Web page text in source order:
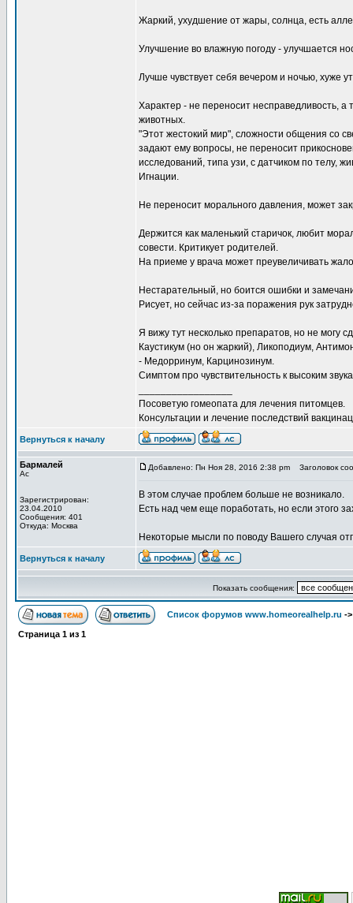
Жаркий, ухудшение от жары, солнца, есть
Улучшение во влажную погоду - улучшается
Лучше чувствует себя вечером и ночью, хуже
Характер - не переносит несправедливость,
животных.
"Этот жестокий мир", сложности общения со
задают ему вопросы, не переносит
исследований, типа узи, с датчиком по телу,
Игнации.
Не переносит морального давления, может
Держится как маленький старичок, любит
совести. Критикует родителей.
На приеме у врача может преувеличивать
Нестарательный, но боится ошибки и
Рисует, но сейчас из-за поражения рук
Я вижу тут несколько препаратов, но не могу
Каустикум (но он жаркий), Ликоподиум,
- Медорринум, Карцинозинум.
Симптом про чувствительность к высоким
Посоветую гомеопата для лечения питомцев.
Консультации и лечение последствий
Вернуться к началу
Бармалей
Ас
Зарегистрирован:
23.04.2010
Сообщения: 401
Откуда: Москва
Добавлено: Пн Ноя 28, 2016 2:38 pm Заголовок
В этом случае проблем больше не возникало.
Есть над чем еще поработать, но если этого
Некоторые мысли по поводу Вашего случая
Вернуться к началу
Показать сообщения:
Список форумов www.homeorealhelp.ru -
Страница 1 из 1